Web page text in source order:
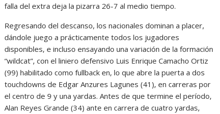
falla del extra deja la pizarra 26-7 al medio tiempo.
Regresando del descanso, los nacionales dominan a placer,
dándole juego a prácticamente todos los jugadores
disponibles, e incluso ensayando una variación de la formación
“wildcat”, con el liniero defensivo Luis Enrique Camacho Ortiz
(99) habilitado como fullback en, lo que abre la puerta a dos
touchdowns de Edgar Anzures Lagunes (41), en carreras por
el centro de 9 y una yardas. Antes de que termine el período,
Alan Reyes Grande (34) ante en carrera de cuatro yardas,